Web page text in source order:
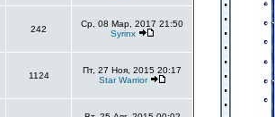
242
Ср, 08 Мар, 2017 21:50
Syrinx
1124
Пт, 27 Ноя, 2015 20:17
Star Warrior